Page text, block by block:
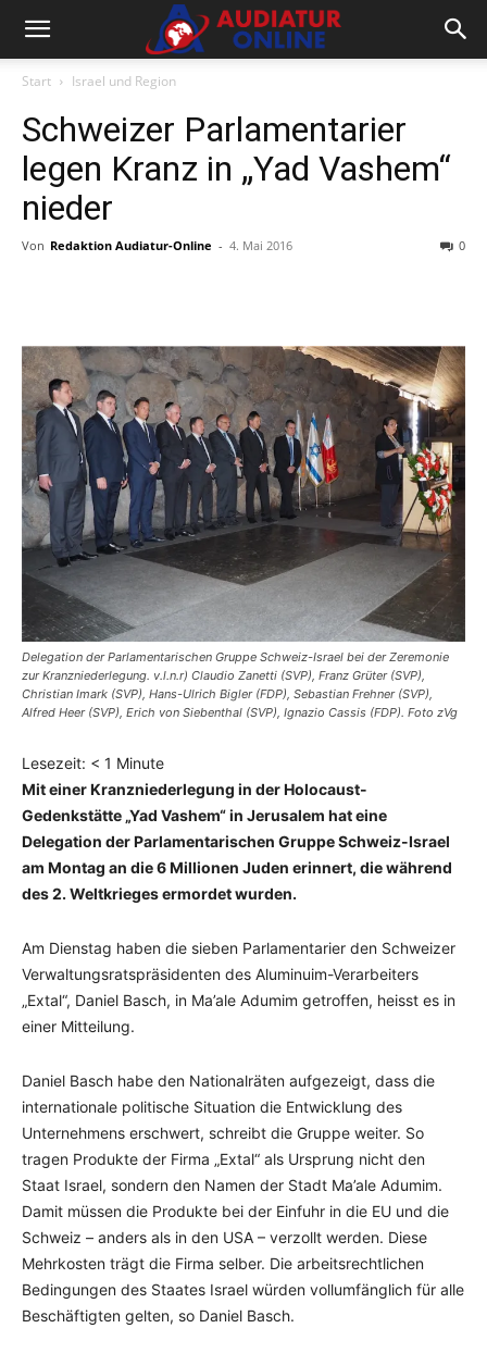
Start Israel und Region
Schweizer Parlamentarier
legen Kranz in „Yad Vashem“
nieder
Von Redaktion Audiatur-Online - 4. Mai 2016 0
Delegation der Parlamentarischen Gruppe Schweiz-Israel bei der Zeremonie
zur Kranzniederlegung. v.l.n.r) Claudio Zanetti (SVP), Franz Grüter (SVP),
Christian Imark (SVP), Hans-Ulrich Bigler (FDP), Sebastian Frehner (SVP),
Alfred Heer (SVP), Erich von Siebenthal (SVP), Ignazio Cassis (FDP). Foto zVg
Lesezeit: < 1 Minute
Mit einer Kranzniederlegung in der Holocaust-
Gedenkstätte „Yad Vashem“ in Jerusalem hat eine
Delegation der Parlamentarischen Gruppe Schweiz-Israel
am Montag an die 6 Millionen Juden erinnert, die während
des 2. Weltkrieges ermordet wurden.
Am Dienstag haben die sieben Parlamentarier den Schweizer
Verwaltungsratspräsidenten des Aluminuim-Verarbeiters
„Extal“, Daniel Basch, in Ma’ale Adumim getroffen, heisst es in
einer Mitteilung.
Daniel Basch habe den Nationalräten aufgezeigt, dass die
internationale politische Situation die Entwicklung des
Unternehmens erschwert, schreibt die Gruppe weiter. So
tragen Produkte der Firma „Extal“ als Ursprung nicht den
Staat Israel, sondern den Namen der Stadt Ma’ale Adumim.
Damit müssen die Produkte bei der Einfuhr in die EU und die
Schweiz – anders als in den USA – verzollt werden. Diese
Mehrkosten trägt die Firma selber. Die arbeitsrechtlichen
Bedingungen des Staates Israel würden vollumfänglich für alle
Beschäftigten gelten, so Daniel Basch.